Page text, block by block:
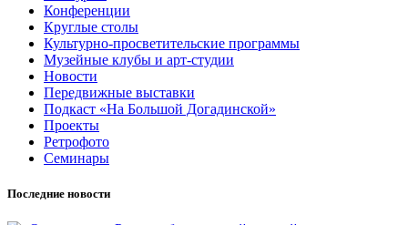
Конференции
Круглые столы
Культурно-просветительские программы
Музейные клубы и арт-студии
Новости
Передвижные выставки
Подкаст «На Большой Догадинской»
Проекты
Ретрофото
Семинары
Последние новости